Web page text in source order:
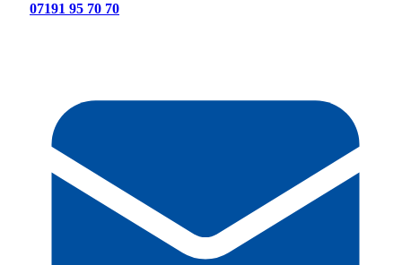
07191 95 70 70